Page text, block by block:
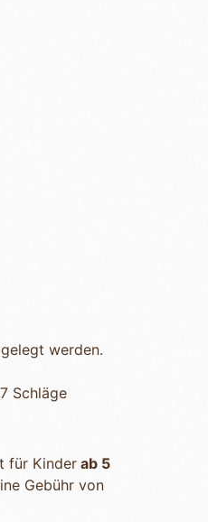
werden.
Schläge
für Kinder ab 5
Gebühr von